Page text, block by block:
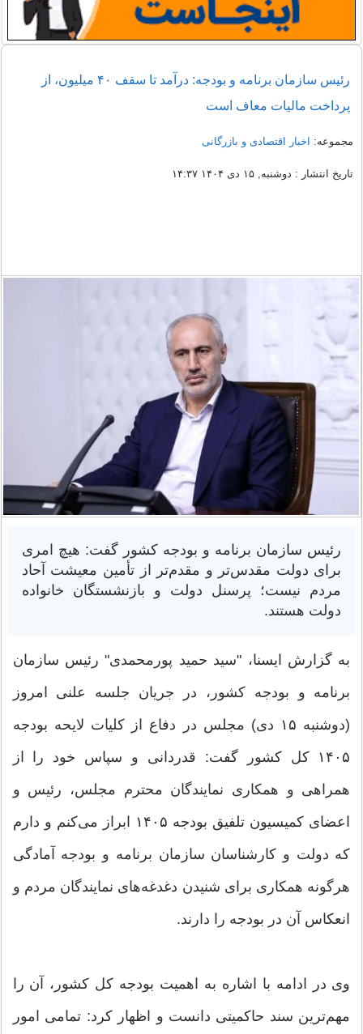
رئیس سازمان برنامه و بودجه: درآمد تا سقف ۴۰ میلیون، از
پرداخت مالیات معاف است
مجموعه: اخبار اقتصادی و بازرگانی
تاریخ انتشار : دوشنبه, ۱۵ دی ۱۴۰۴ ۱۴:۳۷
رئیس سازمان برنامه و بودجه کشور گفت: هیچ امری
برای دولت مقدس‌تر و مقدم‌تر از تأمین معیشت آحاد
مردم نیست؛ پرسنل دولت و بازنشستگان خانواده
دولت هستند.
به گزارش ایسنا، "سید حمید پورمحمدی" رئیس سازمان
برنامه و بودجه کشور، در جریان جلسه علنی امروز
(دوشنبه ۱۵ دی) مجلس در دفاع از کلیات لایحه بودجه
۱۴۰۵ کل کشور گفت: قدردانی و سپاس خود را از
همراهی و همکاری نمایندگان محترم مجلس، رئیس و
اعضای کمیسیون تلفیق بودجه ۱۴۰۵ ابراز می‌کنم و دارم
که دولت و کارشناسان سازمان برنامه و بودجه آمادگی
هرگونه همکاری برای شنیدن دغدغه‌های نمایندگان مردم و
انعکاس آن در بودجه را دارند.
وی در ادامه با اشاره به اهمیت بودجه کل کشور، آن را
مهم‌ترین سند حاکمیتی دانست و اظهار کرد: تمامی امور